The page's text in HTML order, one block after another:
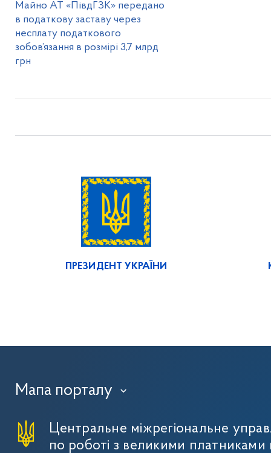
Майно АТ «ПівдГЗК» передано
в податкову заставу через
несплату податкового
зобов’язання в розмірі 3,7 млрд
грн
ПРЕЗИДЕНТ УКРАЇНИ
Мапа порталу ›
Центральне міжрегіональне
по роботі з великими платниками